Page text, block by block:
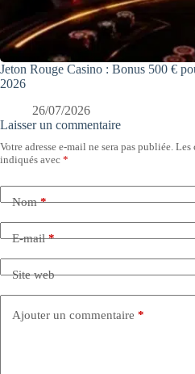
Jeton Rouge Casino : Bonus 500 €
2026
26/07/2026
Laisser un commentaire
Votre adresse e-mail ne sera pas publiée. Les
indiqués avec *
Nom*
E-mail*
Site web
Ajouter un commentaire *